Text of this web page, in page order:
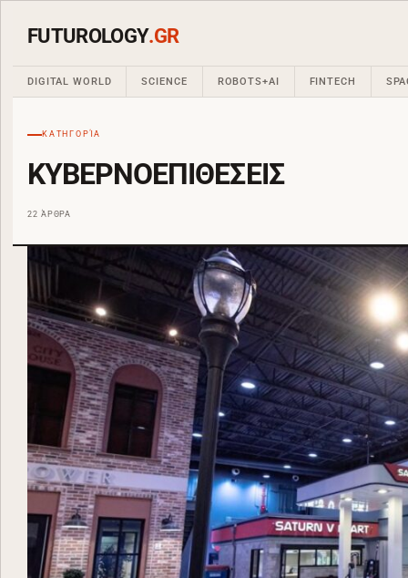
FUTUROLOGY.GR
DIGITAL WORLD SCIENCE ROBOTS+AI FINTECH
ΚΑΤΗΓΟΡΊΑ
ΚΥΒΕΡΝΟΕΠΙΘΕΣΕΙΣ
22 ΆΡΘΡΑ